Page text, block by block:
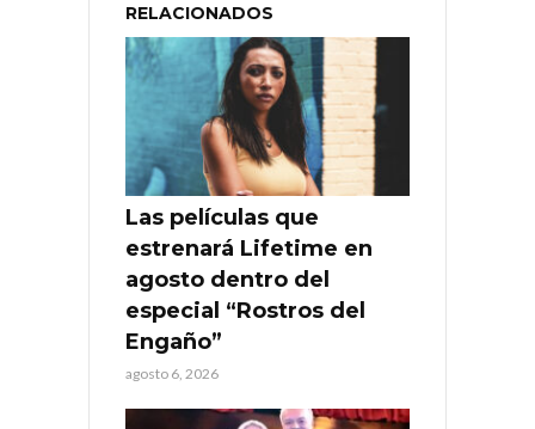
RELACIONADOS
Las películas que
estrenará Lifetime en
agosto dentro del
especial “Rostros del
Engaño”
agosto 6, 2026